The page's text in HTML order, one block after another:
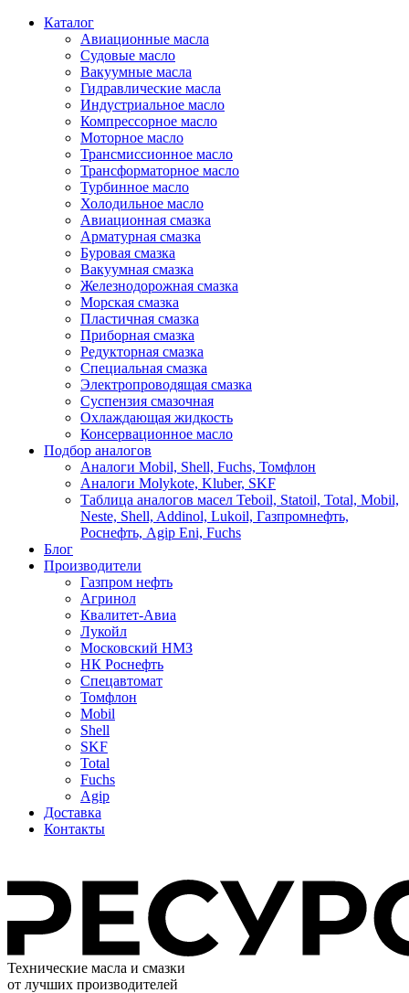
Каталог
Авиационные масла
Судовые масло
Вакуумные масла
Гидравлические масла
Индустриальное масло
Компрессорное масло
Моторное масло
Трансмиссионное масло
Трансформаторное масло
Турбинное масло
Холодильное масло
Авиационная смазка
Арматурная смазка
Буровая смазка
Вакуумная смазка
Железнодорожная смазка
Морская смазка
Пластичная смазка
Приборная смазка
Редукторная смазка
Специальная смазка
Электропроводящая смазка
Суспензия смазочная
Охлаждающая жидкость
Консервационное масло
Подбор аналогов
Аналоги Mobil, Shell, Fuchs, Томфлон
Аналоги Molykote, Kluber, SKF
Таблица аналогов масел Teboil, Statoil, Total, Mobil,
Neste, Shell, Addinol, Lukoil, Газпромнефть,
Роснефть, Agip Eni, Fuchs
Блог
Производители
Газпром нефть
Агринол
Квалитет-Авиа
Лукойл
Московский НМЗ
НК Роснефть
Спецавтомат
Томфлон
Mobil
Shell
SKF
Total
Fuchs
Agip
Доставка
Контакты
Технические масла и смазки
от лучших производителей